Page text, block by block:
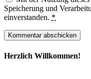
Speicherung und
einverstanden. *
Herzlich Willkommen!